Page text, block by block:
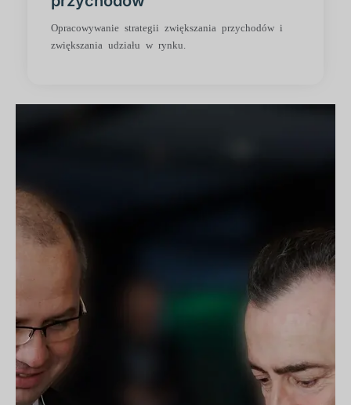
Opracowywanie strategii zwiększania przychodów i
zwiększania udziału w rynku.